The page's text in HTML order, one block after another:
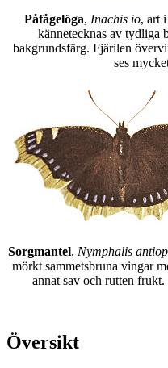
Påfågelöga, Inachis io, art
kännetecknas av tydliga
bakgrundsfärg. Fjärilen
ses
Sorgmantel, Nymphalis
mörkt sammetsbruna vingar
annat sav och rutten
Översikt